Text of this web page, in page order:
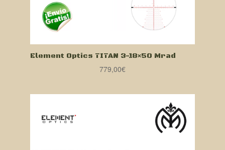
Element Optics TITAN 3-18×50 Mrad
779,00€